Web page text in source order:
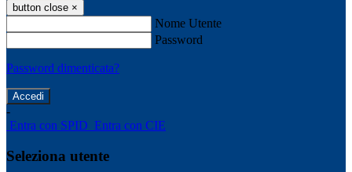
button close ×
Nome Utente
Password
Password dimenticata?
-
Entra con SPID Entra con CIE
Seleziona utente